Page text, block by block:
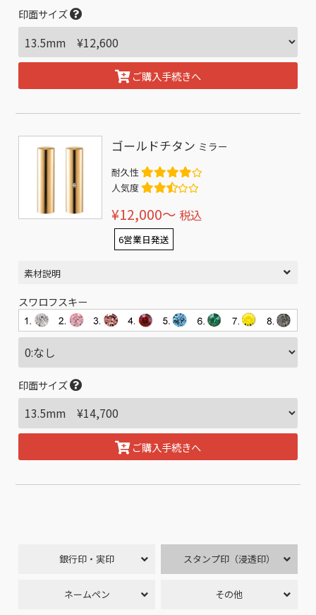
印面サイズ
ご購入手続きへ
ゴールドチタン ミラー
耐久性
人気度
¥12,000〜 税込
6営業日発送
素材説明
スワロフスキー
印面サイズ
ご購入手続きへ
銀行印・実印 スタンプ印（浸透印）
ネームペン その他